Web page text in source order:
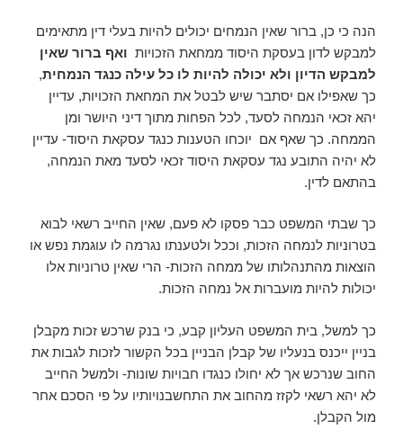
הנה כי כן, ברור שאין הנמחים יכולים להיות בעלי דין מתאימים
למבקש לדון בעסקת היסוד ממחאת הזכויות ואף ברור שאין
למבקש הדיון ולא יכולה להיות לו כל עילה כנגד הנמחית,
כך שאפילו אם יסתבר שיש לבטל את המחאת הזכויות, עדיין
יהא זכאי הנמחה לסעד, לכל הפחות מתוך דיני היושר ומן
הממחה. כך שאף אם יוכחו הטענות כנגד עסקאת היסוד- עדיין
לא יהיה התובע נגד עסקאת היסוד זכאי לסעד מאת הנמחה,
בהתאם לדין.
כך שבתי המשפט כבר פסקו לא פעם, שאין החייב רשאי לבוא
בטרוניות לנמחה הזכות, וככל ולטענתו נגרמה לו עוגמת נפש או
הוצאות מהתנהלותו של ממחה הזכות- הרי שאין טרוניות אלו
יכולות להיות מועברות אל נמחה הזכות.
כך למשל, בית המשפט העליון קבע, כי בנק שרכש זכות מקבלן
בניין ייכנס בנעליו של קבלן הבניין בכל הקשור לזכות לגבות את
החוב שנרכש אך לא יחולו כנגדו חבויות שונות- ולמשל החייב
לא יהא רשאי לקזז מהחוב את התחשבנויותיו על פי הסכם אחר
מול הקבלן.